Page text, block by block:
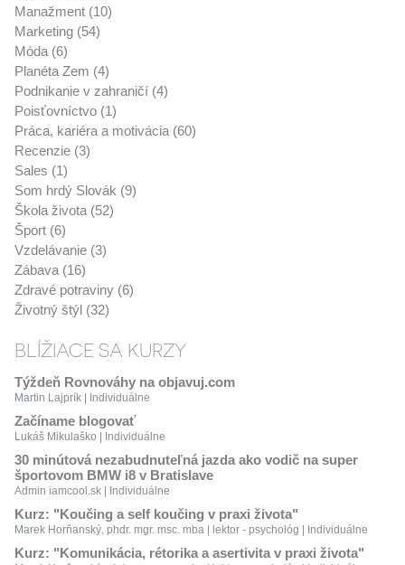
Manažment (10)
Marketing (54)
Móda (6)
Planéta Zem (4)
Podnikanie v zahraničí (4)
Poisťovníctvo (1)
Práca, kariéra a motivácia (60)
Recenzie (3)
Sales (1)
Som hrdý Slovák (9)
Škola života (52)
Šport (6)
Vzdelávanie (3)
Zábava (16)
Zdravé potraviny (6)
Životný štýl (32)
BLÍŽIACE SA KURZY
Týždeň Rovnováhy na objavuj.com
Martin Lajprík | Individuálne
Začíname blogovať
Lukáš Mikulaško | Individuálne
30 minútová nezabudnuteľná jazda ako vodič na super
športovom BMW i8 v Bratislave
Admin iamcool.sk | Individuálne
Kurz: "Koučing a self koučing v praxi života"
Marek Horňanský, phdr. mgr. msc. mba | lektor - psychológ | Individuálne
Kurz: "Komunikácia, rétorika a asertivita v praxi života"